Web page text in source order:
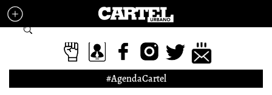
Pasar al contenido principal
Formulario de búsqueda
#AgendaCartel